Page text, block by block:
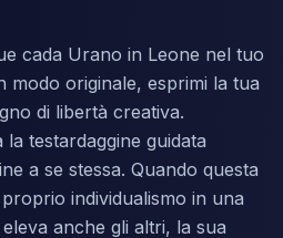
cada Urano in Leone nel tuo
modo originale, esprimi la tua
di libertà creativa.
testardaggine guidata
a se stessa. Quando questa
individualismo in una
anche gli altri, la sua